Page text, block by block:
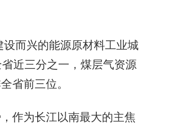
而兴的能源原材料工业城
近三分之一，煤层气资源
省前三位。
作为长江以南最大的主焦